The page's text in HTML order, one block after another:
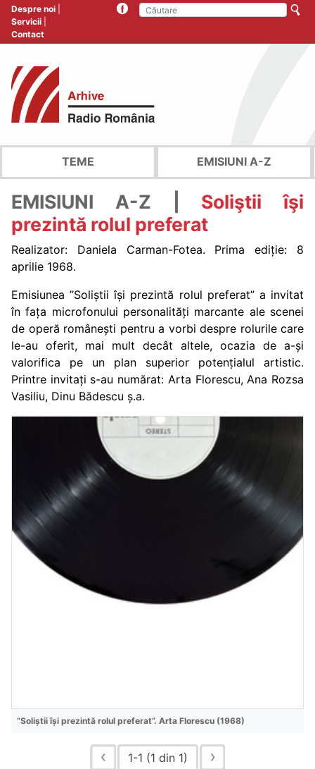
Despre noi
Servicii
Contact
TEME EMISIUNI A-Z
EMISIUNI A-Z |
Soliştii îşi
prezintă rolul preferat
Realizator: Daniela Carman-Fotea. Prima ediție: 8
aprilie 1968.
Emisiunea ”Soliștii își prezintă rolul preferat” a invitat
în fața microfonului personalități marcante ale scenei
de operă românești pentru a vorbi despre rolurile care
le-au oferit, mai mult decât altele, ocazia de a-și
valorifica pe un plan superior potențialul artistic.
Printre invitați s-au numărat: Arta Florescu, Ana Rozsa
Vasiliu, Dinu Bădescu ș.a.
”Soliștii își prezintă rolul preferat”. Arta Florescu (1968)
1-1 (1 din 1)